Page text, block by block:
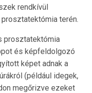
rendkívül
terén.
prosztatektómia
és képfeldolgozó
képet adnak a
(például idegek,
megőrizve ezeket